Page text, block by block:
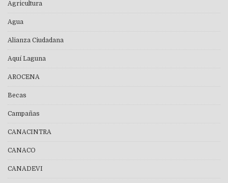
Agricultura
Agua
Alianza Ciudadana
Aquí Laguna
AROCENA
Becas
Campañas
CANACINTRA
CANACO
CANADEVI